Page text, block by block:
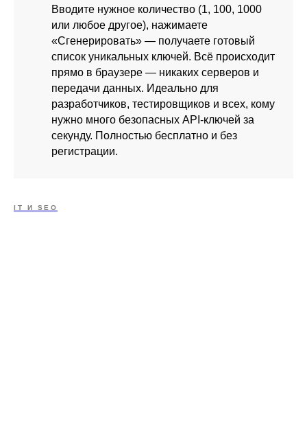
Вводите нужное количество (1, 100, 1000
или любое другое), нажимаете
«Сгенерировать» — получаете готовый
список уникальных ключей. Всё происходит
прямо в браузере — никаких серверов и
передачи данных. Идеально для
разработчиков, тестировщиков и всех, кому
нужно много безопасных API-ключей за
секунду. Полностью бесплатно и без
регистрации.
IT И SEO